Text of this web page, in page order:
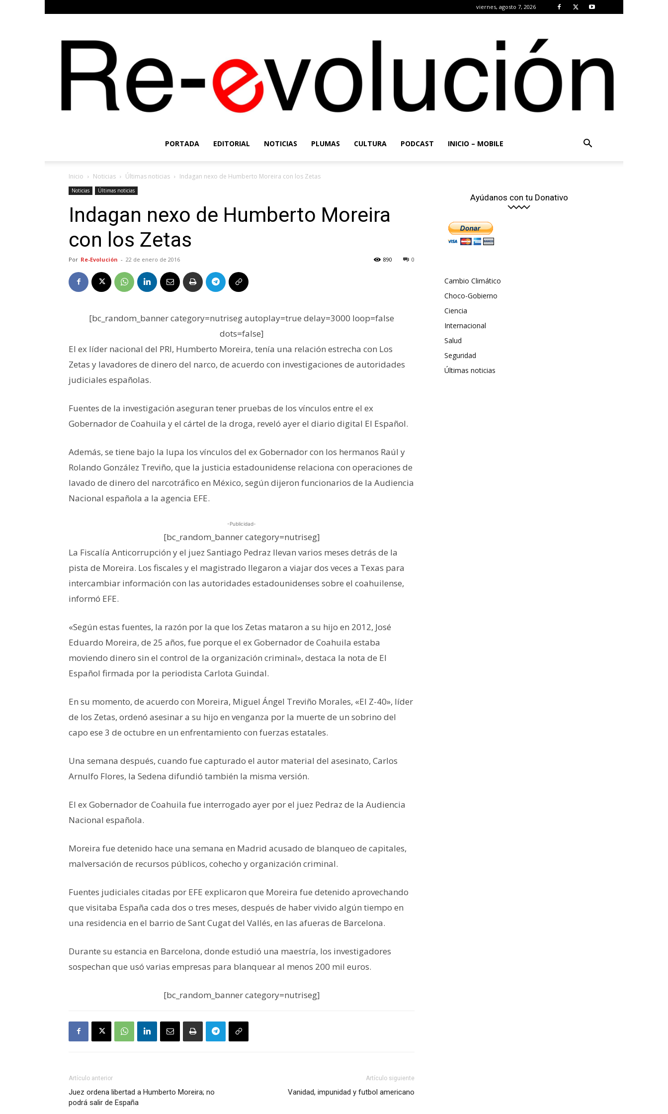
viernes, agosto 7, 2026
Evolución
PORTADA EDITORIAL NOTICIAS PLUMAS CULTURA PODCAST INICIO – MOBILE
Inicio Noticias Últimas noticias Indagan nexo de Humberto Moreira con los Zetas
Noticias Últimas noticias
Indagan nexo de Humberto Moreira
con los Zetas
Por Re-Evolución - 22 de enero de 2016 0
890
[bc_random_banner category=nutriseg autoplay=true delay=3000 loop=false
dots=false]
El ex líder nacional del PRI, Humberto Moreira, tenía una relación estrecha con Los
Zetas y lavadores de dinero del narco, de acuerdo con investigaciones de autoridades
judiciales españolas.
Fuentes de la investigación aseguran tener pruebas de los vínculos entre el ex
Gobernador de Coahuila y el cártel de la droga, reveló ayer el diario digital El Español.
Además, se tiene bajo la lupa los vínculos del ex Gobernador con los hermanos Raúl y
Rolando González Treviño, que la justicia estadounidense relaciona con operaciones de
lavado de dinero del narcotráfico en México, según dijeron funcionarios de la Audiencia
Nacional española a la agencia EFE.
-Publicidad-
[bc_random_banner category=nutriseg]
La Fiscalía Anticorrupción y el juez Santiago Pedraz llevan varios meses detrás de la
pista de Moreira. Los fiscales y el magistrado llegaron a viajar dos veces a Texas para
intercambiar información con las autoridades estadounidenses sobre el coahuilense,
informó EFE.
«Según estas fuentes, la razón por la que los Zetas mataron a su hijo en 2012, José
Eduardo Moreira, de 25 años, fue porque el ex Gobernador de Coahuila estaba
moviendo dinero sin el control de la organización criminal», destaca la nota de El
Español firmada por la periodista Carlota Guindal.
En su momento, de acuerdo con Moreira, Miguel Ángel Treviño Morales, «El Z-40», líder
de los Zetas, ordenó asesinar a su hijo en venganza por la muerte de un sobrino del
capo ese 3 de octubre en un enfrentamiento con fuerzas estatales.
Una semana después, cuando fue capturado el autor material del asesinato, Carlos
Arnulfo Flores, la Sedena difundió también la misma versión.
El ex Gobernador de Coahuila fue interrogado ayer por el juez Pedraz de la Audiencia
Nacional española.
Moreira fue detenido hace una semana en Madrid acusado de blanqueo de capitales,
malversación de recursos públicos, cohecho y organización criminal.
Fuentes judiciales citadas por EFE explicaron que Moreira fue detenido aprovechando
que visitaba España cada dos o tres meses, después de haber vivido algún tiempo en
una residencia en el barrio de Sant Cugat del Vallés, en las afueras de Barcelona.
Durante su estancia en Barcelona, donde estudió una maestría, los investigadores
sospechan que usó varias empresas para blanquear al menos 200 mil euros.
[bc_random_banner category=nutriseg]
Artículo anterior
Juez ordena libertad a Humberto Moreira; no
podrá salir de España
Artículo siguiente
Vanidad, impunidad y futbol americano
Ayúdanos con tu Donativo
Cambio Climático
Choco-Gobierno
Ciencia
Internacional
Salud
Seguridad
Últimas noticias